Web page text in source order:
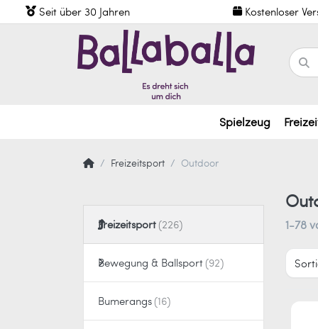
Seit über 30 Jahren Kostenloser
Spielzeug
Freizeitsport Outdoor
Freizeitsport
Bewegung & Ballsport
Bumerangs
1-78